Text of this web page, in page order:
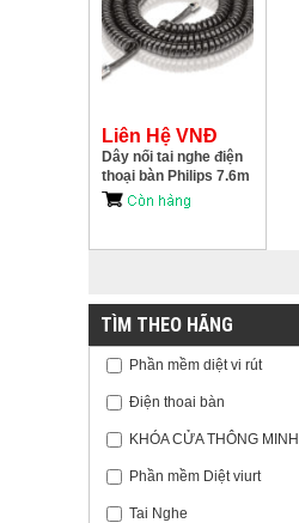
Liên Hệ VNĐ
Dây nối tai nghe điện
thoại bàn Philips 7.6m
SWL4165H/37
TÌM THEO HÃNG
Phần mềm diệt vi rút
Điện thoai bàn
KHÓA CỬA THÔNG MINH
Phần mềm Diệt viurt
Tai Nghe